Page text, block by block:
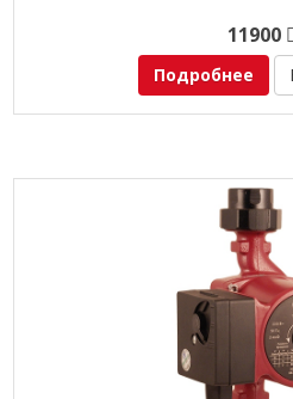
11900
Подробнее